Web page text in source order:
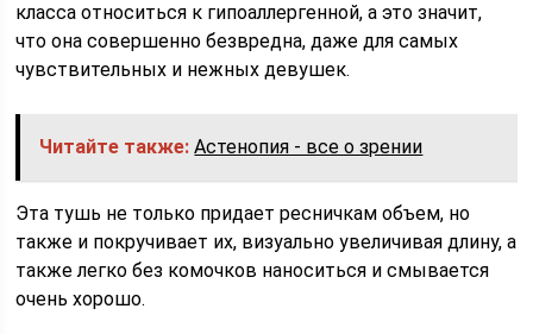
класса относиться к гипоаллергенной, а это значит,
что она совершенно безвредна, даже для самых
чувствительных и нежных девушек.
Читайте также: Астенопия - все о зрении
Эта тушь не только придает ресничкам объем, но
также и покручивает их, визуально увеличивая длину, а
также легко без комочков наноситься и смывается
очень хорошо.